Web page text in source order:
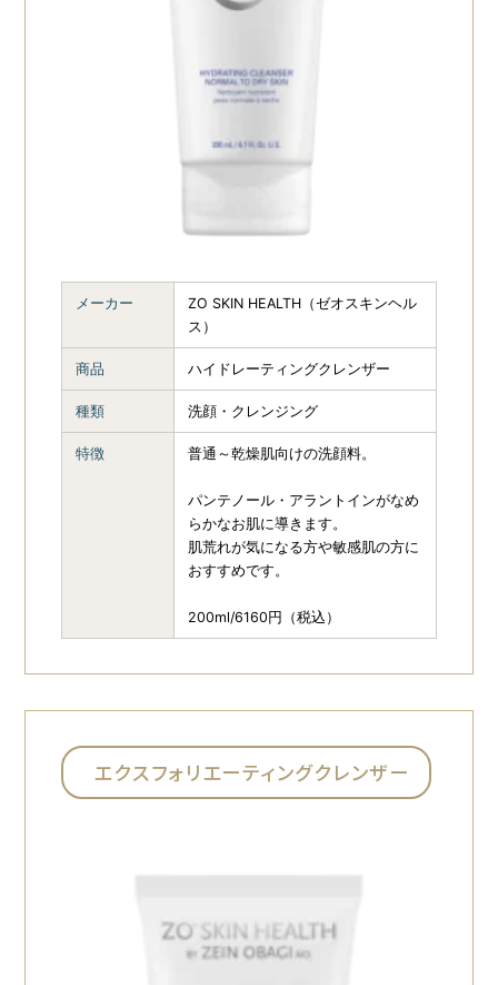
HEALTH（ゼオスキン
ENVIRON
PLUS RESTORE
メーカー
ZO SKIN HEALTH（ゼオスキンヘル
ス）
商品 ハイドレーティングクレンザー
種類 洗顔・クレンジング
特徴 普通～乾燥肌向けの洗顔料。
パンテノール・アラントインがなめ
らかなお肌に導きます。
肌荒れが気になる方や敏感肌の方に
おすすめです。
200ml/6160円（税込）
エクスフォリエーティングクレンザー